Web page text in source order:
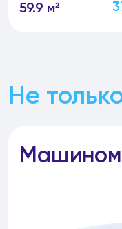
59.9 м²
Не